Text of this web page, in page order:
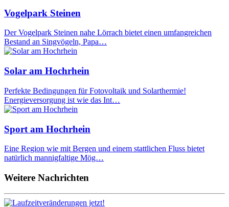
Vogelpark Steinen
Der Vogelpark Steinen nahe Lörrach bietet einen umfangreichen
Bestand an Singvögeln, Papa…
Solar am Hochrhein
Perfekte Bedingungen für Fotovoltaik und Solarthermie!
Energieversorgung ist wie das Int…
Sport am Hochrhein
Eine Region wie mit Bergen und einem stattlichen Fluss bietet
natürlich mannigfaltige Mög…
Weitere Nachrichten